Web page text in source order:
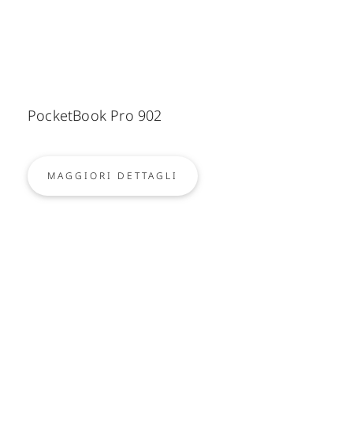
PocketBook Pro 902
MAGGIORI DETTAGLI